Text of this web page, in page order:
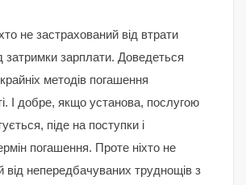
не застрахований від втрати
затримки зарплати. Доведеться
методів погашення
І добре, якщо установа, послугою
піде на поступки і
погашення. Проте ніхто не
від непередбачуваних труднощів з